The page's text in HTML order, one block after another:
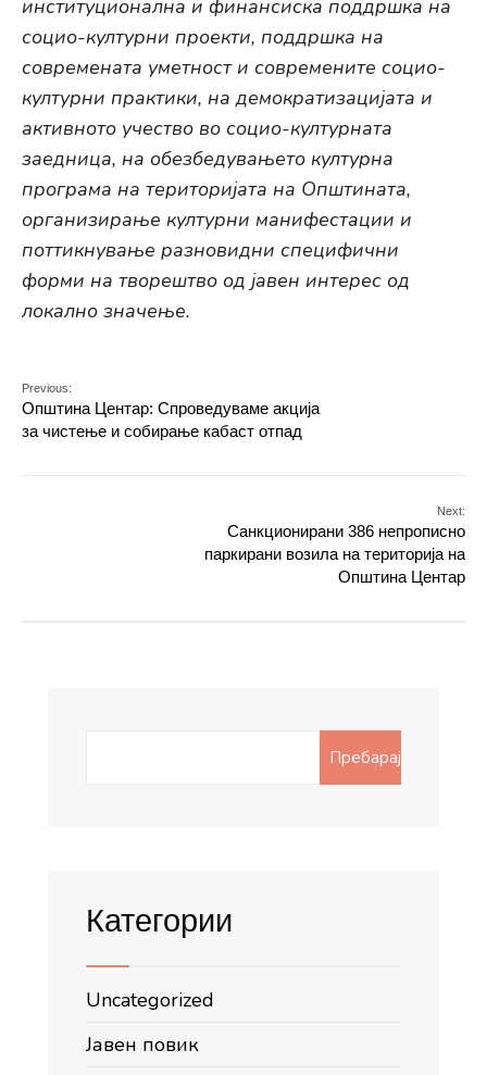
институционална и финансиска поддршка на
социо-културни проекти, поддршка на
современата уметност и современите социо-
културни практики, на демократизацијата и
активното учество во социо-културната
заедница, на обезбедувањето културна
програма на територијата на Општината,
организирање културни манифестации и
поттикнување разновидни специфични
форми на творештво од јавен интерес од
локално значење.
Previous:
Општина Центар: Спроведуваме акција
за чистење и собирање кабаст отпад
Next:
Санкционирани 386 непрописно
паркирани возила на територија на
Општина Центар
Пребарај
Категории
Uncategorized
Јавен повик